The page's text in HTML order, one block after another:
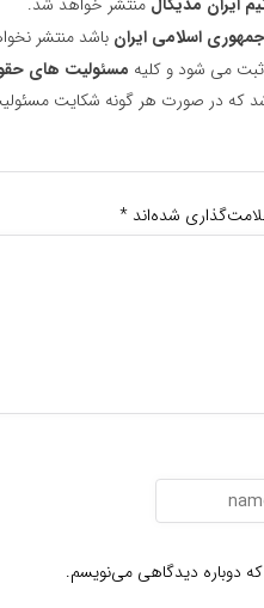
اسلامی ایران باشد منتشر
می شود و کلیه مسئولیت های
که در صورت هر گونه شکایت
شده‌اند *
که دوباره دیدگاهی می‌نویسم.